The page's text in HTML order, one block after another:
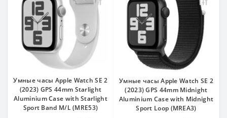
Умные часы Apple Watch SE 2
(2023) GPS 44mm Starlight
Aluminium Case with Starlight
Sport Band M/L (MRE53)
Умные часы Apple Watch SE 2
(2023) GPS 44mm Midnight
Aluminium Case with Midnight
Sport Loop (MREA3)